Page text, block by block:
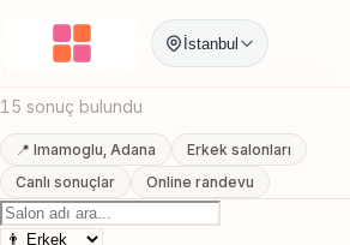
İstanbul
Anasayfa / Adana Imamoglu Erkek Berberi
Imamoglu, Adana Erkek Berberi
15 sonuç bulundu
📍 Imamoglu, Adana
Erkek salonları
Canlı sonuçlar
Online randevu